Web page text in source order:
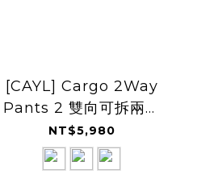
[CAYL] Cargo 2Way
Pants 2 雙向可拆兩節
式登山機能褲
NT$5,980